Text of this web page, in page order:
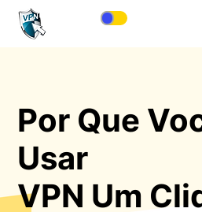
Por Que
Usar
VPN Um